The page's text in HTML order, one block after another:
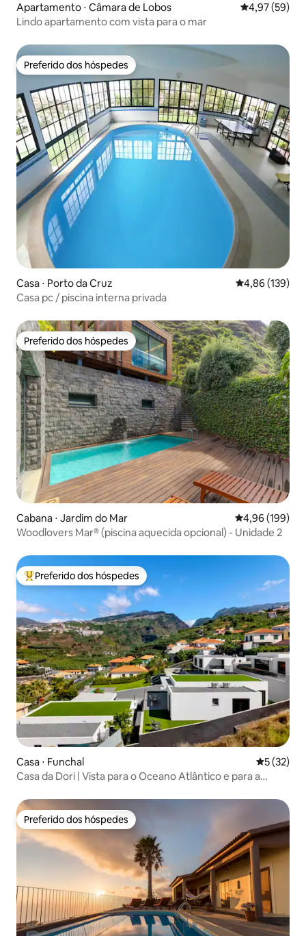
Apartamento ⋅ Câmara de Lobos 4,97 de uma
4,97 (59)
Lindo apartamento com vista para o mar
Preferido dos hóspedes
Preferido dos hóspedes
Casa ⋅ Porto da Cruz 4,86 de uma
4,86 (139)
Casa pc / piscina interna privada
Preferido dos hóspedes
Preferido dos hóspedes
Cabana ⋅ Jardim do Mar 4,96 de uma
4,96 (199)
Woodlovers Mar® (piscina aquecida opcional) - Unidade 2
Entre os melhores preferidos dos hóspedes
Preferido dos hóspedes
Casa ⋅ Funchal 5 de uma
5 (32)
Casa da Dori | Vista para o Oceano Atlântico e para a
Preferido dos hóspedes
Preferido dos hóspedes